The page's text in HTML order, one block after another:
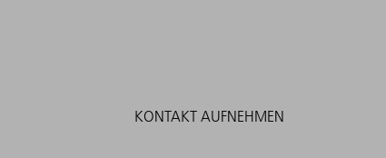
KONTAKT AUFNEHMEN